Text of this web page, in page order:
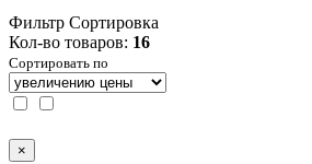
Фильтр Сортировка
Кол-во товаров: 16
Сортировать по
×